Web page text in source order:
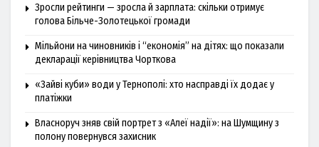
Зросли рейтинги — зросла й зарплата: скільки отримує
голова Більче-Золотецької громади
Мільйони на чиновників і “економія” на дітях: що показали
декларації керівництва Чорткова
«Зайві куби» води у Тернополі: хто насправді їх додає у
платіжки
Власноруч зняв свій портрет з «Алеї надії»: на Шумщину з
полону повернувся захисник